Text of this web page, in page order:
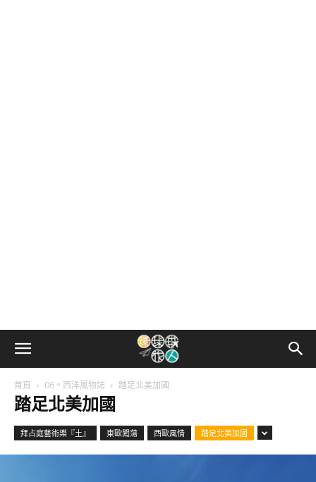
首頁 06。西洋風物誌 踏足北美加國
踏足北美加國
拜占庭藝術樂『土』 東歐闖蕩 西歐風情 踏足北美加國